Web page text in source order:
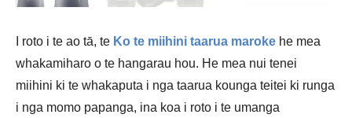
I roto i te ao tā, te Ko te miihini taarua maroke he mea
whakamiharo o te hangarau hou. He mea nui tenei
miihini ki te whakaputa i nga taarua kounga teitei ki runga
i nga momo papanga, ina koa i roto i te umanga